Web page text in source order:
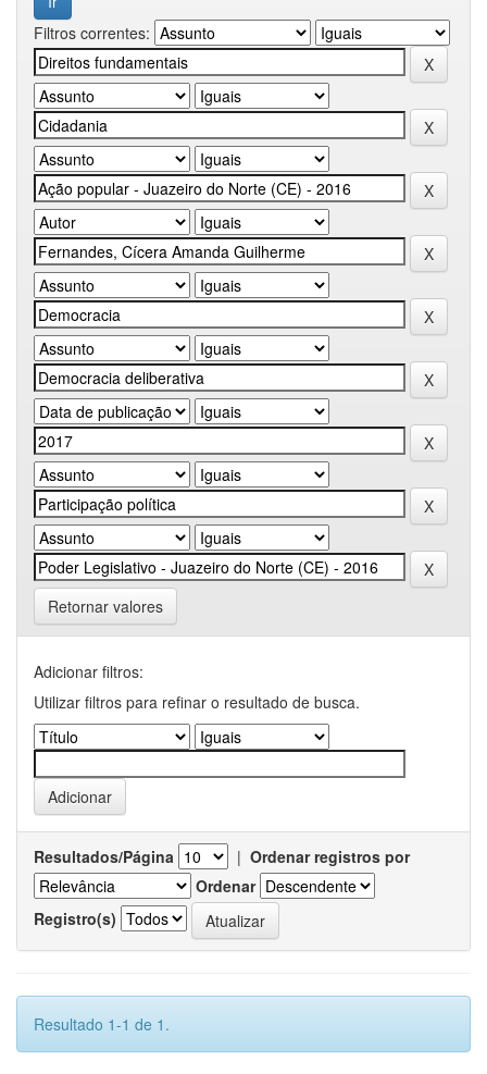
Filtros correntes:
Retornar valores
Adicionar filtros:
Utilizar filtros para refinar o resultado de busca.
Resultados/Página | Ordenar registros por
Ordenar
Registro(s)
Resultado 1-1 de 1.